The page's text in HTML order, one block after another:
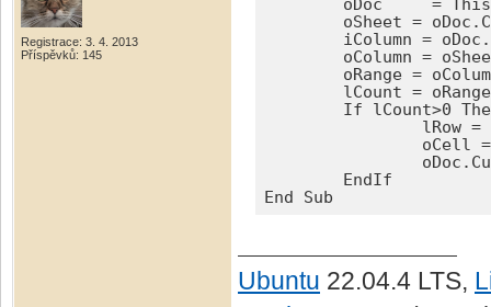
Registrace: 3. 4. 2013
Příspěvků: 145
End Sub
Ubuntu 22.04.4 LTS,